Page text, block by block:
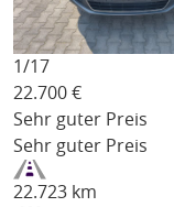
1/17
22.700 €
Sehr guter Preis
Sehr guter Preis
22.723 km